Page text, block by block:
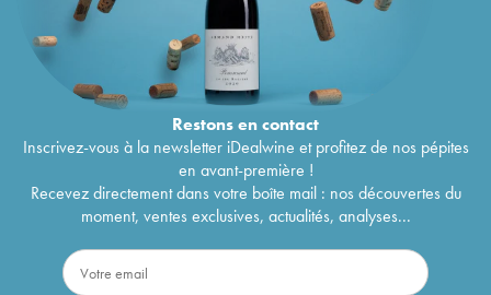
Restons encontact
Inscrivez-vous à la newsletter iDealwine et profitez de nos pépites
en avant-première !
Recevez directement dans votre boîte mail : nos découvertes du
moment, ventes exclusives, actualités, analyses...